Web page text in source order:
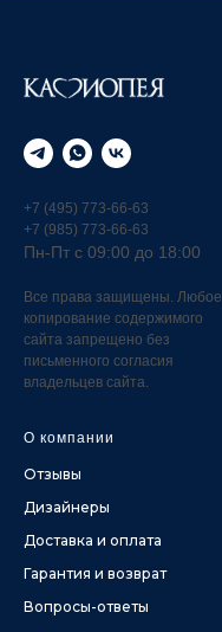
+7 (495) 773-66-63
+7 (985) 773-66-63
Пн-Пт с 09:00 до 18:00
Все права защищены. Любое
копирование содержимого
сайта запрещено без
письменного согласия
владельцев сайта.
О компании
Отзывы
Дизайнеры
Доставка и оплата
Гарантия и возврат
Вопросы-ответы